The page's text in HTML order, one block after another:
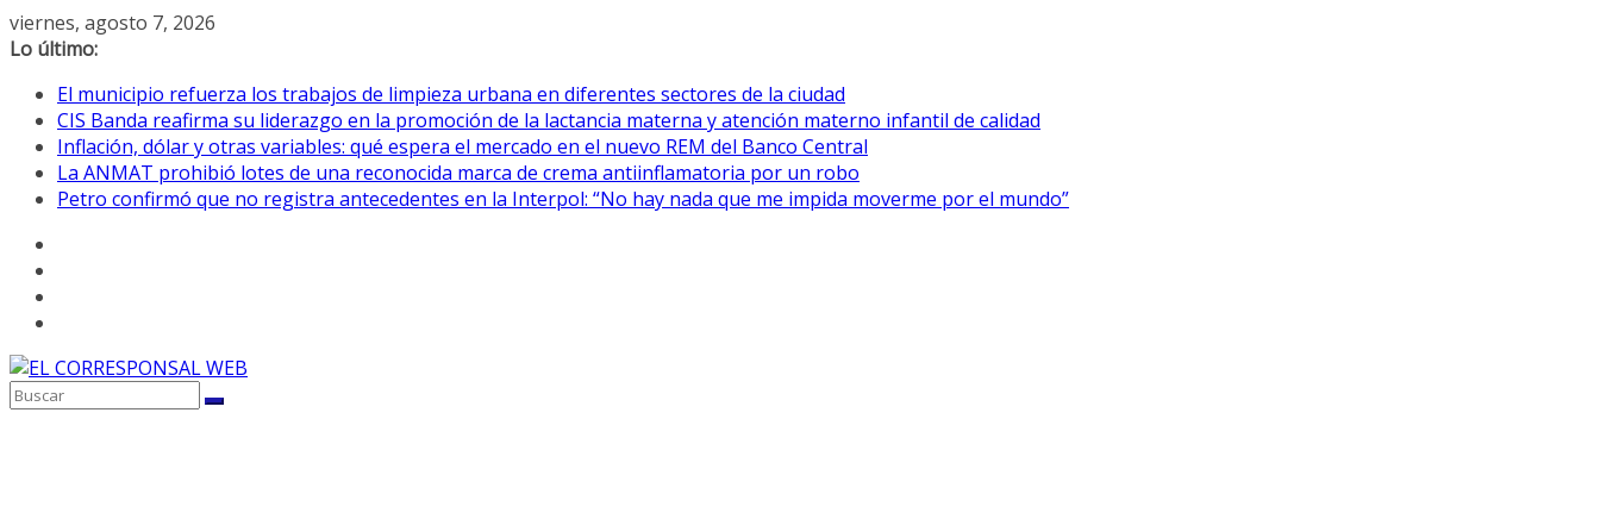
Saltar
al
viernes, agosto 7, 2026
Lo último:
El municipio refuerza los trabajos de limpieza urbana en diferentes sectores de la ciudad
CIS Banda reafirma su liderazgo en la promoción de la lactancia materna y atención materno infantil de calidad
Inflación, dólar y otras variables: qué espera el mercado en el nuevo REM del Banco Central
La ANMAT prohibió lotes de una reconocida marca de crema antiinflamatoria por un robo
Petro confirmó que no registra antecedentes en la Interpol: “No hay nada que me impida moverme por el mundo”